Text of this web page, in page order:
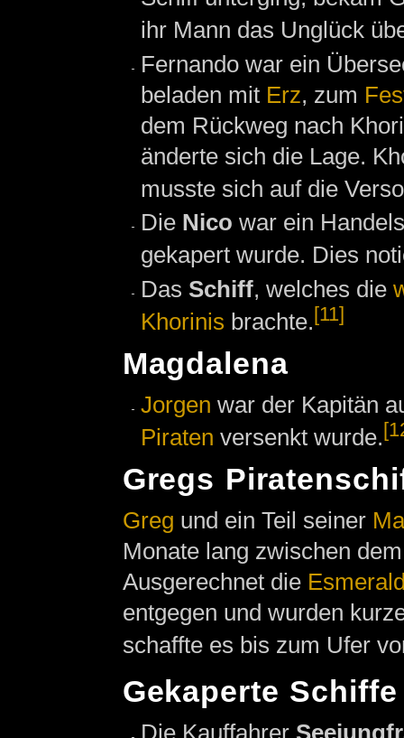
ihr Mann das Unglück
Fernando war ein
beladen mit Erz, zum
dem Rückweg nach
änderte sich die Lage.
musste sich auf die
Die Nico war ein
gekapert wurde. Dies
Das Schiff, welches die
Khorinis brachte.[11]
Magdalena
Jorgen war der Kapitän
Piraten versenkt wurde.
Gregs
Greg und ein Teil seiner
Monate lang zwischen
Ausgerechnet die
entgegen und wurden
schaffte es bis zum Ufer
Gekaperte Schiffe